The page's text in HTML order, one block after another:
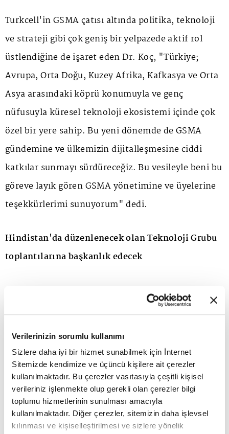
Verilerinizin sorumlu kullanımı
Sizlere daha iyi bir hizmet sunabilmek için İnternet
Sitemizde kendimize ve üçüncü kişilere ait çerezler
kullanılmaktadır. Bu çerezler vasıtasıyla çeşitli kişisel
verileriniz işlenmekte olup gerekli olan çerezler bilgi
toplumu hizmetlerinin sunulması amacıyla
kullanılmaktadır. Diğer çerezler, sitemizin daha işlevsel
kılınması ve kişiselleştirilmesi ve sizlere yönelik
Turkcell'in GSMA çatısı altında politika, teknoloji
ve strateji gibi çok geniş bir yelpazede aktif rol
üstlendiğine de işaret eden Dr. Koç, "Türkiye;
Avrupa, Orta Doğu, Kuzey Afrika, Kafkasya ve Orta
Asya arasındaki köprü konumuyla ve genç
nüfusuyla küresel teknoloji ekosistemi içinde çok
özel bir yere sahip. Bu yeni dönemde de GSMA
gündemine ve ülkemizin dijitalleşmesine ciddi
katkılar sunmayı sürdüreceğiz. Bu vesileyle beni bu
göreve layık gören GSMA yönetimine ve üyelerine
teşekkürlerimi sunuyorum" dedi.
Hindistan'da düzenlenecek olan Teknoloji Grubu
toplantılarına başkanlık edecek
Dr. Ali Taha Koç, yeni görevi kapsamında 5 Ekim
2026'da Hindistan'ın Yeni Delhi kentinde
da başkanlık edecek. Toplantıda mobil iletişim
sektörünün teknoloji yol haritası, güvenli ve
sürdürülebilir dijital altyapılar, operatörler arası
ortak çalışma alanları ve küresel ölçekte birlikte
çalışabilirliği güçlendirecek başlıkların ele alınması